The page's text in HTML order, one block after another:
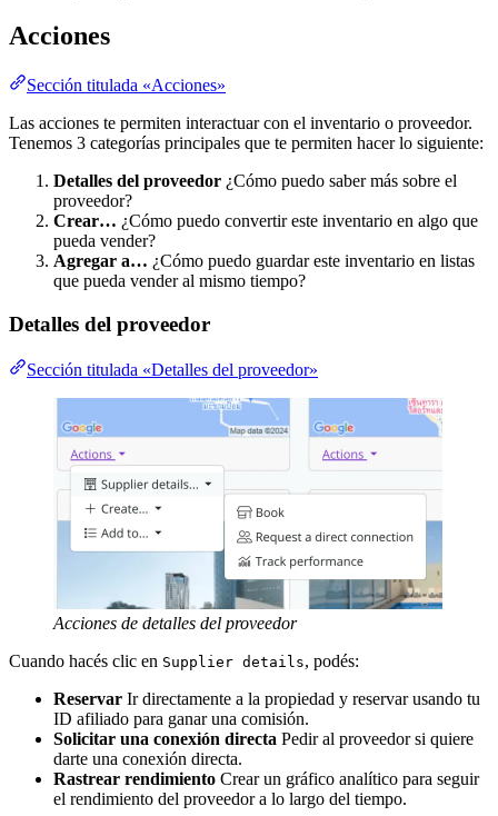
Acciones
Sección titulada «Acciones»
Las acciones te permiten interactuar con el inventario o proveedor.
Tenemos 3 categorías principales que te permiten hacer lo siguiente:
Detalles del proveedor ¿Cómo puedo saber más sobre el
proveedor?
Crear… ¿Cómo puedo convertir este inventario en algo que
pueda vender?
Agregar a… ¿Cómo puedo guardar este inventario en listas
que pueda vender al mismo tiempo?
Detalles del proveedor
Sección titulada «Detalles del proveedor»
Acciones de detalles del proveedor
Cuando hacés clic en Supplier details, podés:
Reservar Ir directamente a la propiedad y reservar usando tu
ID afiliado para ganar una comisión.
Solicitar una conexión directa Pedir al proveedor si quiere
darte una conexión directa.
Rastrear rendimiento Crear un gráfico analítico para seguir
el rendimiento del proveedor a lo largo del tiempo.